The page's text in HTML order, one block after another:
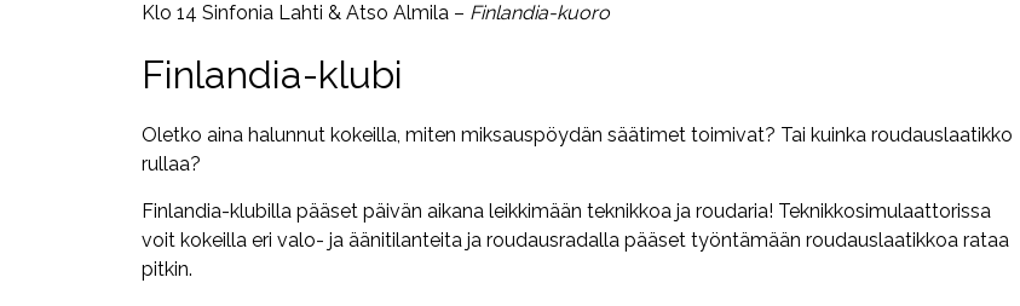
Klo 14 Sinfonia Lahti & Atso Almila – Finlandia-kuoro
Finlandia-klubi
Oletko aina halunnut kokeilla, miten miksauspöydän säätimet toimivat? Tai kuinka roudauslaatikko
rullaa?
Finlandia-klubilla pääset päivän aikana leikkimään teknikkoa ja roudaria! Teknikkosimulaattorissa
voit kokeilla eri valo- ja äänitilanteita ja roudausradalla pääset työntämään roudauslaatikkoa rataa
pitkin.